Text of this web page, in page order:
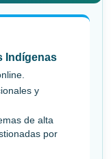
Indígenas
y
de alta
por